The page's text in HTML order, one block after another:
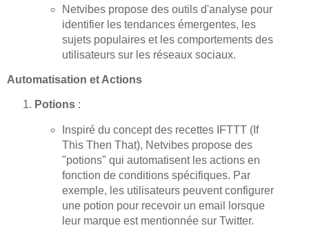
Netvibes propose des outils d'analyse pour
identifier les tendances émergentes, les
sujets populaires et les comportements des
utilisateurs sur les réseaux sociaux.
Automatisation et Actions
Potions :
Inspiré du concept des recettes IFTTT (If
This Then That), Netvibes propose des
"potions" qui automatisent les actions en
fonction de conditions spécifiques. Par
exemple, les utilisateurs peuvent configurer
une potion pour recevoir un email lorsque
leur marque est mentionnée sur Twitter.